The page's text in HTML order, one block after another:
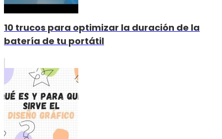
10 trucos para optimizar la duración de la
batería de tu portátil